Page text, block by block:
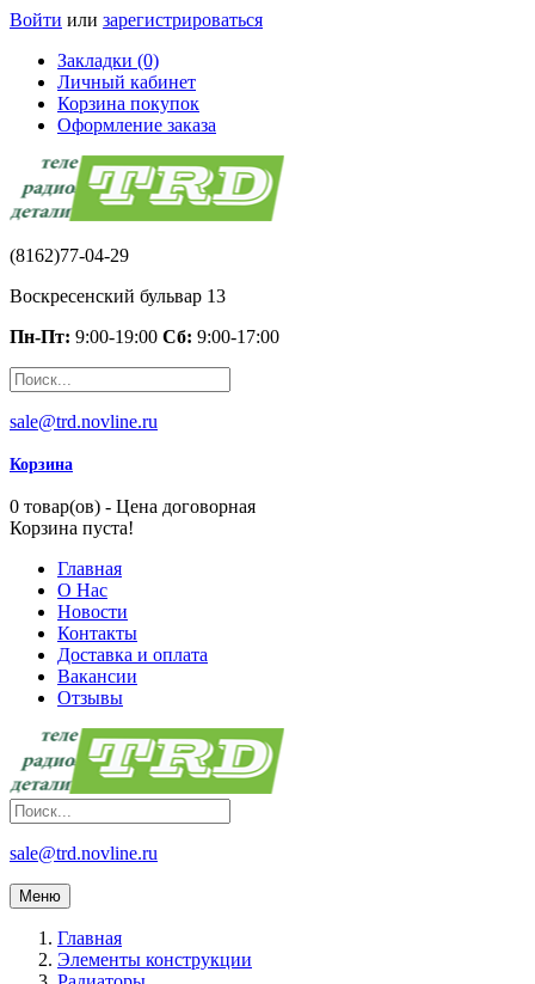
Войти или зарегистрироваться
Закладки (0)
Личный кабинет
Корзина покупок
Оформление заказа
(8162)77-04-29
Воскресенский бульвар 13
Пн-Пт: 9:00-19:00 Сб: 9:00-17:00
sale@trd.novline.ru
Корзина
0 товар(ов) - Цена договорная
Корзина пуста!
Главная
О Нас
Новости
Контакты
Доставка и оплата
Вакансии
Отзывы
sale@trd.novline.ru
Меню
Главная
Элементы конструкции